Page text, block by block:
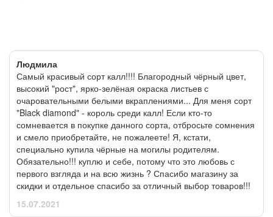
Людмила
Самый красивый сорт калл!!!! Благородный чёрный цвет,
высокий "рост", ярко-зелёная окраска листьев с
очаровательными белыми вкраплениями... Для меня сорт
"Black diamond" - король среди калл! Если кто-то
сомневается в покупке данного сорта, отбросьте сомнения
и смело приобретайте, не пожалеете! Я, кстати,
специально купила чёрные на могилы родителям.
Обязательно!!! куплю и себе, потому что это любовь с
первого взгляда и на всю жизнь ? Спасибо магазину за
скидки и отдельное спасибо за отличный выбор товаров!!!
15.07.2021